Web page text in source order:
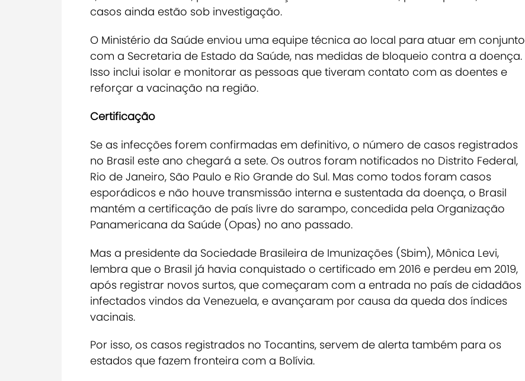
casos ainda estão sob investigação.
O Ministério da Saúde enviou uma equipe técnica ao local para atuar em conjunto
com a Secretaria de Estado da Saúde, nas medidas de bloqueio contra a doença.
Isso inclui isolar e monitorar as pessoas que tiveram contato com as doentes e
reforçar a vacinação na região.
Certificação
Se as infecções forem confirmadas em definitivo, o número de casos registrados
no Brasil este ano chegará a sete. Os outros foram notificados no Distrito Federal,
Rio de Janeiro, São Paulo e Rio Grande do Sul. Mas como todos foram casos
esporádicos e não houve transmissão interna e sustentada da doença, o Brasil
mantém a certificação de país livre do sarampo, concedida pela Organização
Panamericana da Saúde (Opas) no ano passado.
Mas a presidente da Sociedade Brasileira de Imunizações (Sbim), Mônica Levi,
lembra que o Brasil já havia conquistado o certificado em 2016 e perdeu em 2019,
após registrar novos surtos, que começaram com a entrada no país de cidadãos
infectados vindos da Venezuela, e avançaram por causa da queda dos índices
vacinais.
Por isso, os casos registrados no Tocantins, servem de alerta também para os
estados que fazem fronteira com a Bolívia.